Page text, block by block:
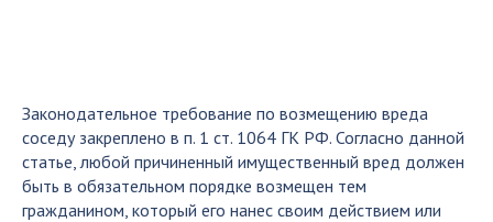
Законодательное требование по возмещению вреда
соседу закреплено в п. 1 ст. 1064 ГК РФ. Согласно данной
статье, любой причиненный имущественный вред должен
быть в обязательном порядке возмещен тем
гражданином, который его нанес своим действием или